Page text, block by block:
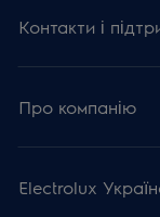
Контакти і
Про компанію
Electrolux